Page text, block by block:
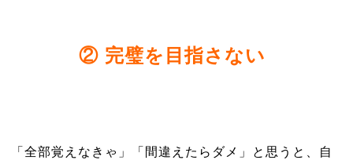
② 完璧を目指さない
「全部覚えなきゃ」「間違えたらダメ」と思うと、自